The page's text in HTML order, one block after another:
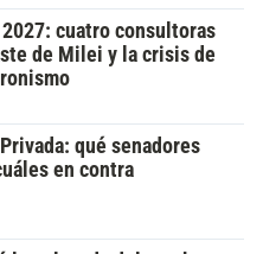
cuatro consultoras
de Milei y la crisis de
qué senadores
en contra